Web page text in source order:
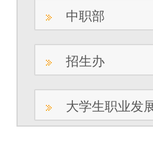
中职部
招生办
大学生职业发